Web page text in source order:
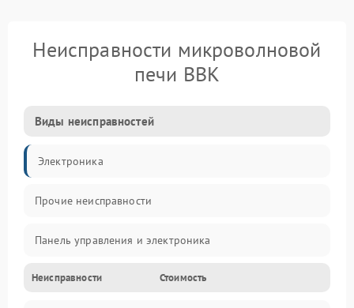
Неисправности микроволновой
печи BBK
Виды неисправностей
Электроника
Прочие неисправности
Панель управления и электроника
Дверца и корпус
Неисправности Стоимость